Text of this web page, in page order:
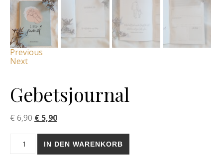
Previous
Next
Gebetsjournal
€6,90 Ursprünglicher Preis war: € 6,90
€ 5,90Aktueller Preis ist: € 5,90.
IN DEN WARENKORB